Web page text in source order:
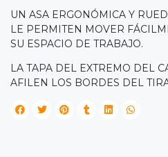
UN ASA ERGONÓMICA Y
LE PERMITEN MOVER
SU ESPACIO DE TRABAJO.
LA TAPA DEL EXTREMO DEL
AFILEN LOS BORDES DEL